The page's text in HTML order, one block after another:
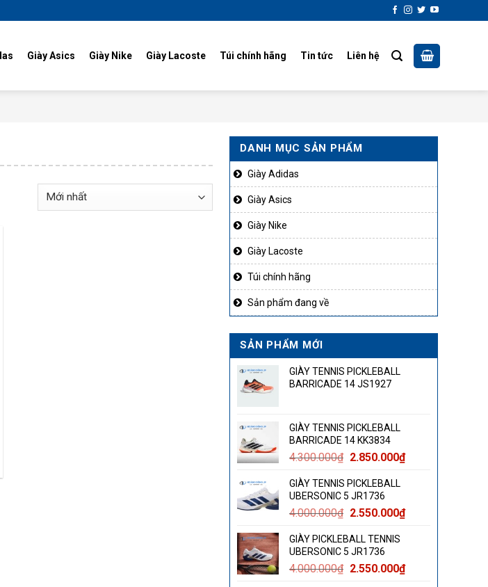
Giày Asics Giày Nike Giày Lacoste Túi chính hãng Tin tức Liên hệ
DANH MỤC SẢN PHẨM
Giày Adidas
Giày Asics
Giày Nike
Giày Lacoste
Túi chính hãng
Sản phẩm đang về
SẢN PHẨM MỚI
GIÀY TENNIS PICKLEBALL
BARRICADE 14 JS1927
GIÀY TENNIS PICKLEBALL
BARRICADE 14 KK3834
4.300.000₫ Giá
là:
4.300.000₫.
2.850.000₫Giá
2.850.000₫.
GIÀY TENNIS PICKLEBALL
UBERSONIC 5 JR1736
4.000.000₫ Giá
là:
4.000.000₫.
2.550.000₫Giá
2.550.000₫.
GIÀY PICKLEBALL TENNIS
UBERSONIC 5 JR1736
4.000.000₫ Giá
2.550.000₫Giá